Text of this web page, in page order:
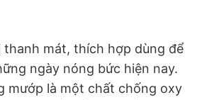
mát, thích hợp dùng để
ngày nóng bức hiện nay.
mướp là một chất chống oxy